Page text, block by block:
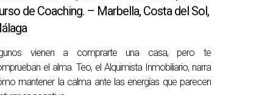
de tomar decisiones importantes; ellos
aquí para ayudarte a transformar tus
o tienes preguntas sobre cómo empezar
de Coaching. – Marbella, Costa del Sol,
vienen a comprarte una casa, pero te
el alma. Teo, el Alquimista Inmobiliario, narra
mantener la calma ante las energías que parecen